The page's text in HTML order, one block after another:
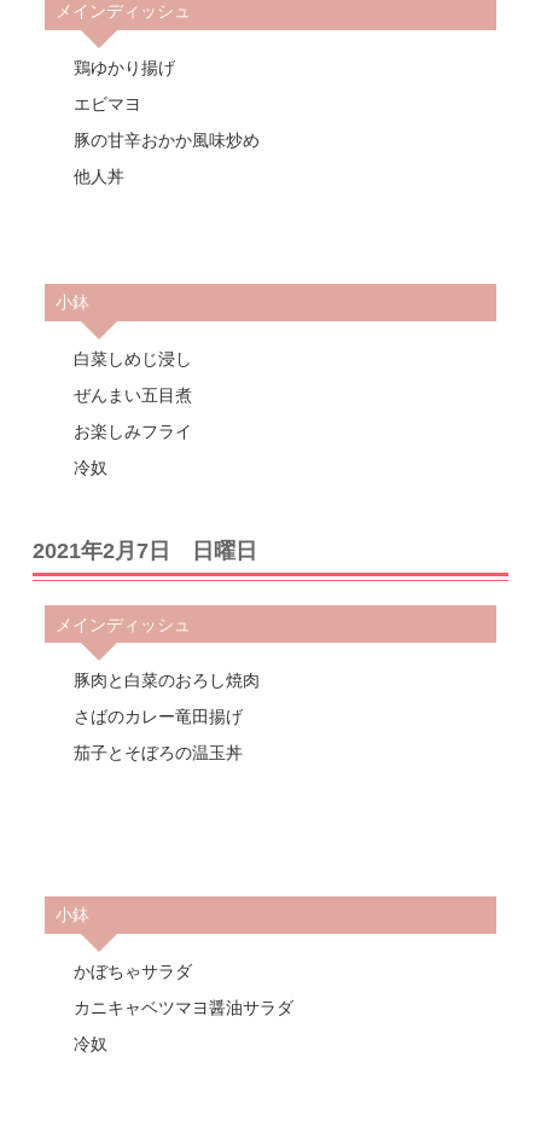
メインディッシュ
鶏ゆかり揚げ
エビマヨ
豚の甘辛おかか風味炒め
他人丼
小鉢
白菜しめじ浸し
ぜんまい五目煮
お楽しみフライ
冷奴
2021年2月7日 日曜日
メインディッシュ
豚肉と白菜のおろし焼肉
さばのカレー竜田揚げ
茄子とそぼろの温玉丼
小鉢
かぼちゃサラダ
カニキャベツマヨ醤油サラダ
冷奴